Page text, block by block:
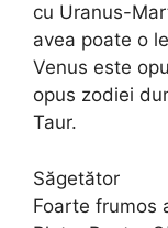
cu Uranus-
avea poate o
Venus este
opus zodiei
Taur.
Săgetător
Foarte frumos